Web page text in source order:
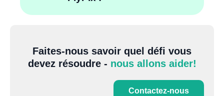
Faites-nous savoir quel défi vous
devez résoudre - nous allons aider!
Contactez-nous